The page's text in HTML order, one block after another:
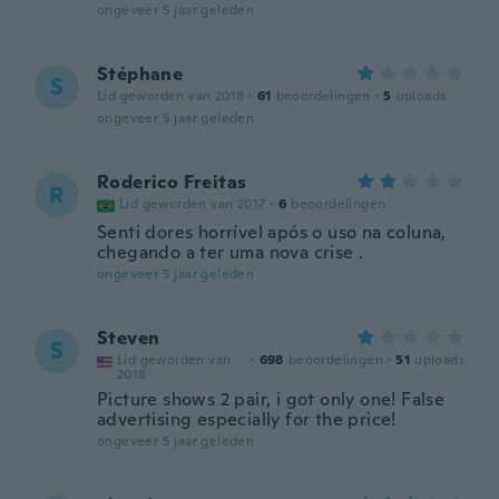
ongeveer 5 jaar geleden
S Stéphane
Lid geworden van 2018 · 61 beoordelingen · 5 uploads
ongeveer 5 jaar geleden
R Roderico Freitas
Lid geworden van 2017 · 6 beoordelingen
Senti dores horrível após o uso na coluna,
chegando a ter uma nova crise .
ongeveer 5 jaar geleden
S Steven
Lid geworden van
2018
· 698 beoordelingen · 51 uploads
Picture shows 2 pair, i got only one! False
advertising especially for the price!
ongeveer 5 jaar geleden